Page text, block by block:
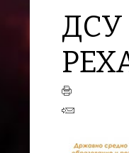
ДСУ